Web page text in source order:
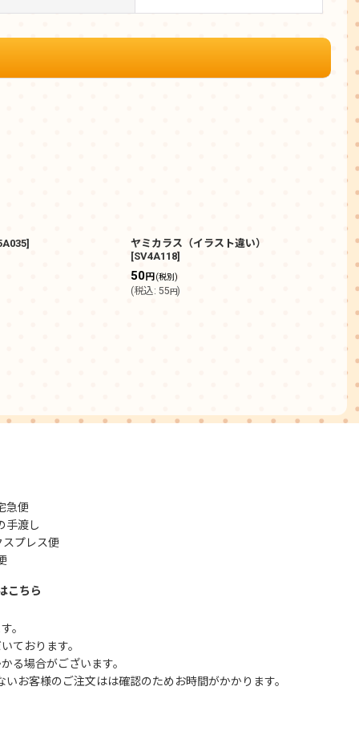
]
ヤミカラス（イラスト違い）
[SV4A118]
50円(税別)
(税込: 55円)
マ
円
税込
急便
手渡し
プレス便
こちら
。
ております。
る場合がございます。
お客様のご注文はは確認のためお時間がかかります。